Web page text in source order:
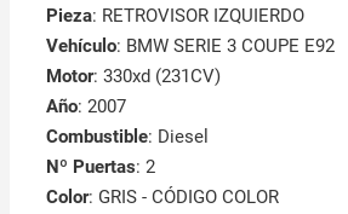
Pieza: RETROVISOR IZQUIERDO
Vehículo: BMW SERIE 3 COUPE E92
Motor: 330xd (231CV)
Año: 2007
Combustible: Diesel
Nº Puertas: 2
Color: GRIS - CÓDIGO COLOR